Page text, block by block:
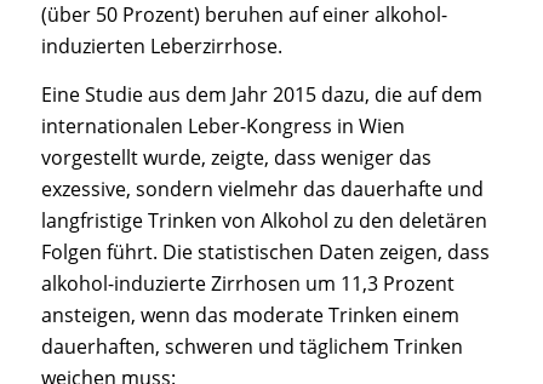
(über 50 Prozent) beruhen auf einer alkohol-
induzierten Leberzirrhose.
Eine Studie aus dem Jahr 2015 dazu, die auf dem
internationalen Leber-Kongress in Wien
vorgestellt wurde, zeigte, dass weniger das
exzessive, sondern vielmehr das dauerhafte und
langfristige Trinken von Alkohol zu den deletären
Folgen führt. Die statistischen Daten zeigen, dass
alkohol-induzierte Zirrhosen um 11,3 Prozent
ansteigen, wenn das moderate Trinken einem
dauerhaften, schweren und täglichem Trinken
weichen muss: